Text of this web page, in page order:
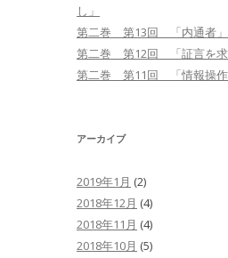
し」
第二巻 第13回 「内通者」
第二巻 第12回 「証言を求
第二巻 第11回 「情報操作
アーカイブ
2019年1月 (2)
2018年12月 (4)
2018年11月 (4)
2018年10月 (5)